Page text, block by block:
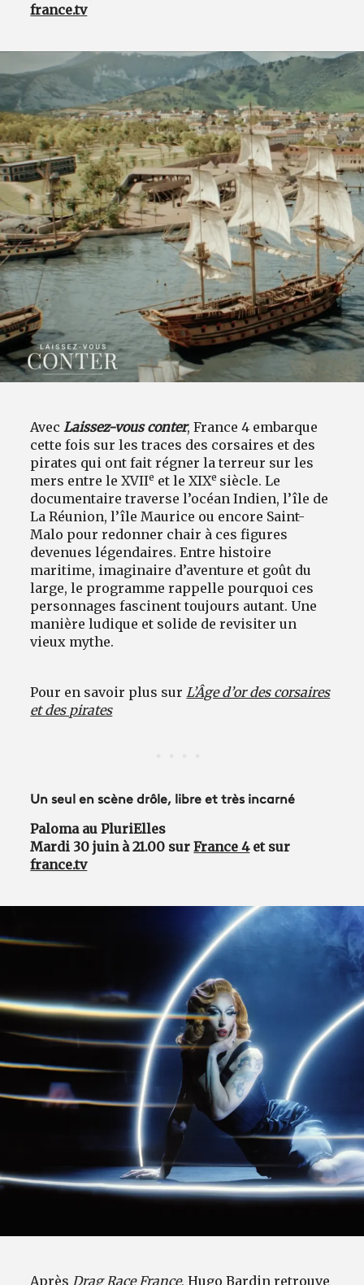
france.tv
Avec Laissez-vous conter, France 4 embarque
cette fois sur les traces des corsaires et des
pirates qui ont fait régner la terreur sur les
mers entre le XVIIe et le XIXe siècle. Le
documentaire traverse l’océan Indien, l’île de
La Réunion, l’île Maurice ou encore Saint-
Malo pour redonner chair à ces figures
devenues légendaires. Entre histoire
maritime, imaginaire d’aventure et goût du
large, le programme rappelle pourquoi ces
personnages fascinent toujours autant. Une
manière ludique et solide de revisiter un
vieux mythe.
Pour en savoir plus sur L’Âge d’or des corsaires
et des pirates
Un seul en scène drôle, libre et très incarné
Paloma au PluriElles
Mardi 30 juin à 21.00 surFrance 4et sur
france.tv
Après Drag Race France, Hugo Bardin retrouve